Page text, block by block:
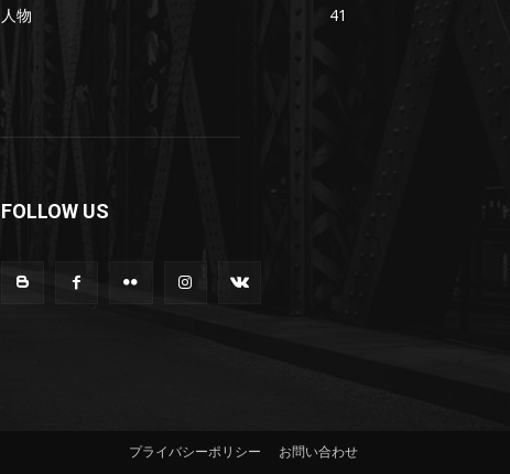
人物
41
FOLLOW US
プライバシーポリシー お問い合わせ